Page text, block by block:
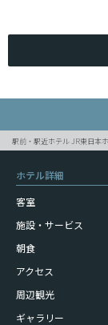
駅前・駅近ホテル JR東日本
ホテル詳細
客室
施設・サービス
朝食
アクセス
周辺観光
ギャラリー